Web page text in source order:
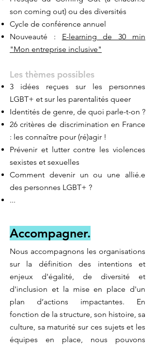
son coming out) ou des diversités
Cycle de conférence annuel
Nouveauté : E-learning de 30 min
"Mon entreprise inclusive"
Les thèmes possibles
3 idées reçues sur les personnes
LGBT+ et sur les parentalités queer
Identités de genre, de quoi parle-t-on ?
26 critères de discrimination en France
: les connaître pour (ré)agir !
Prévenir et lutter contre les violences
sexistes et sexuelles
Comment devenir un ou une allié.e
des personnes LGBT+ ?
...
Accompagner.
Nous accompagnons les organisations
sur la définition des intentions et
enjeux d'égalité, de diversité et
d'inclusion et la mise en place d'un
plan d’actions impactantes. En
fonction de la structure, son histoire, sa
culture, sa maturité sur ces sujets et les
équipes en place, nous pouvons